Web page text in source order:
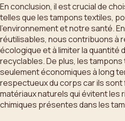
En conclusion, il est crucial de
telles que les tampons textiles,
l’environnement et notre santé.
réutilisables, nous contribuons à
écologique et à limiter la quantité
recyclables. De plus, les
seulement économiques à long
respectueux du corps car ils
matériaux naturels qui évitent les
chimiques présentes dans les